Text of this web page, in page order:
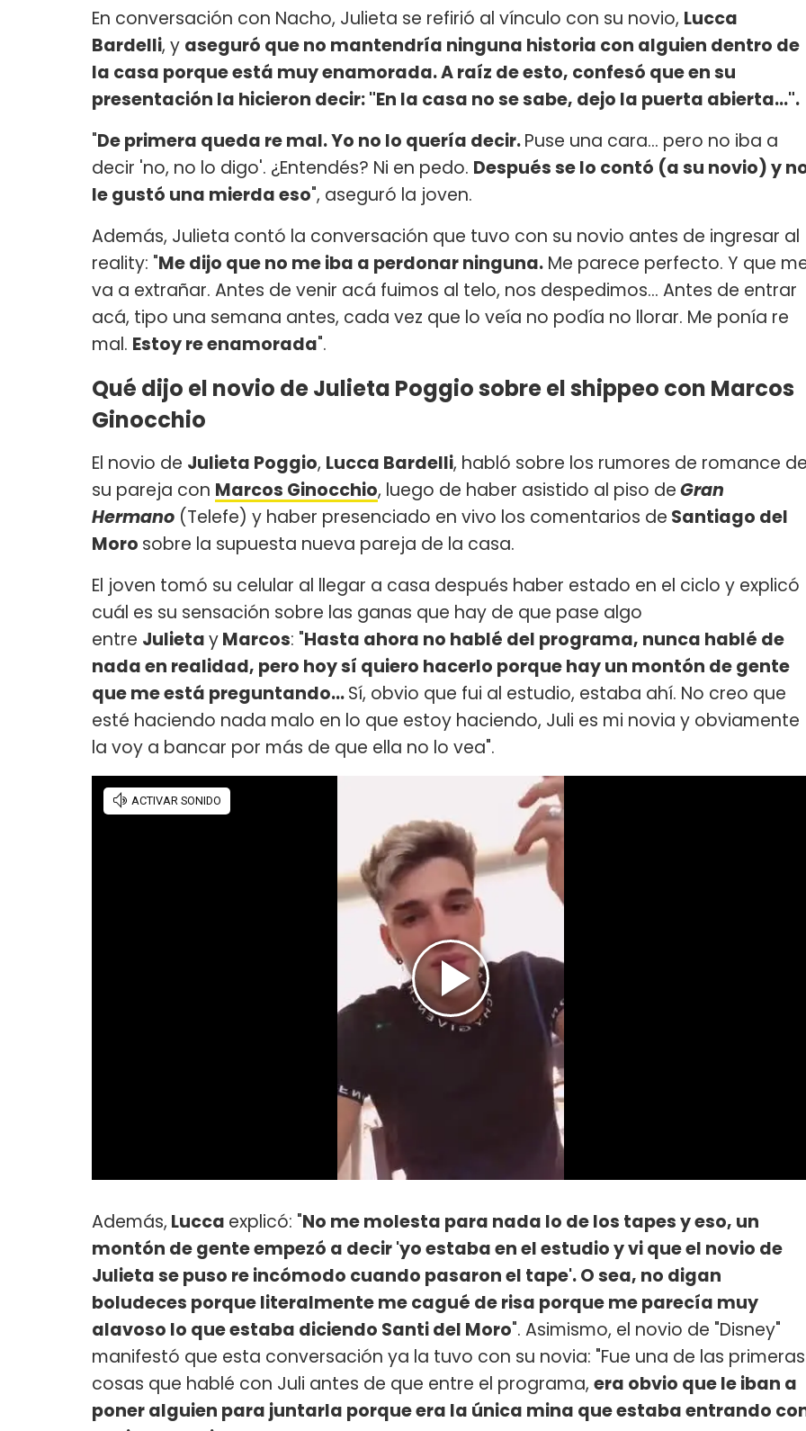
En conversación con Nacho, Julieta se refirió al vínculo con su novio, Lucca
Bardelli, y aseguró que no mantendría ninguna historia con alguien dentro de
la casa porque está muy enamorada. A raíz de esto, confesó que en su
presentación la hicieron decir: "En la casa no se sabe, dejo la puerta abierta...".
"De primera queda re mal. Yo no lo quería decir.Puse una cara... pero no iba a
decir 'no, no lo digo'. ¿Entendés? Ni en pedo. Después se lo contó (a su novio) y
le gustó una mierda eso", aseguró la joven.
Además, Julieta contó la conversación que tuvo con su novio antes de ingresar al
reality: "Me dijo que no me iba a perdonar ninguna. Me parece perfecto. Y que
va a extrañar. Antes de venir acá fuimos al telo, nos despedimos... Antes de entrar
acá, tipo una semana antes, cada vez que lo veía no podía no llorar. Me ponía re
mal. Estoy re enamorada".
Qué dijo el novio de Julieta Poggio sobre el shippeo con Marcos
Ginocchio
El novio de Julieta Poggio, Lucca Bardelli, habló sobre los rumores de romance
su pareja con Marcos Ginocchio, luego de haber asistido al piso deGran
Hermano (Telefe) y haber presenciado en vivo los comentarios de Santiago del
Moro sobre la supuesta nueva pareja de la casa.
El joven tomó su celular al llegar a casa después haber estado en el ciclo y explicó
cuál es su sensación sobre las ganas que hay de que pase algo
entre JulietayMarcos: "Hasta ahora no hablé del programa, nunca hablé de
nada en realidad, pero hoy sí quiero hacerlo porque hay un montón de gente
que me está preguntando...Sí, obvio que fui al estudio, estaba ahí. No creo que
esté haciendo nada malo en lo que estoy haciendo, Juli es mi novia y obviamente
la voy a bancar por más de que ella no lo vea".
Además, Lucca explicó: "No me molesta para nada lo de los tapes y eso, un
montón de gente empezó a decir 'yo estaba en el estudio y vi que el novio de
Julieta se puso re incómodo cuando pasaron el tape'. O sea, no digan
boludeces porque literalmente me cagué de risa porque me parecía muy
alavoso lo que estaba diciendo Santi del Moro". Asimismo, el novio de "Disney"
manifestó que esta conversación ya la tuvo con su novia: "Fue una de las primeras
cosas que hablé con Juli antes de que entre el programa, era obvio que le iban a
poner alguien para juntarla porque era la única mina que estaba entrando